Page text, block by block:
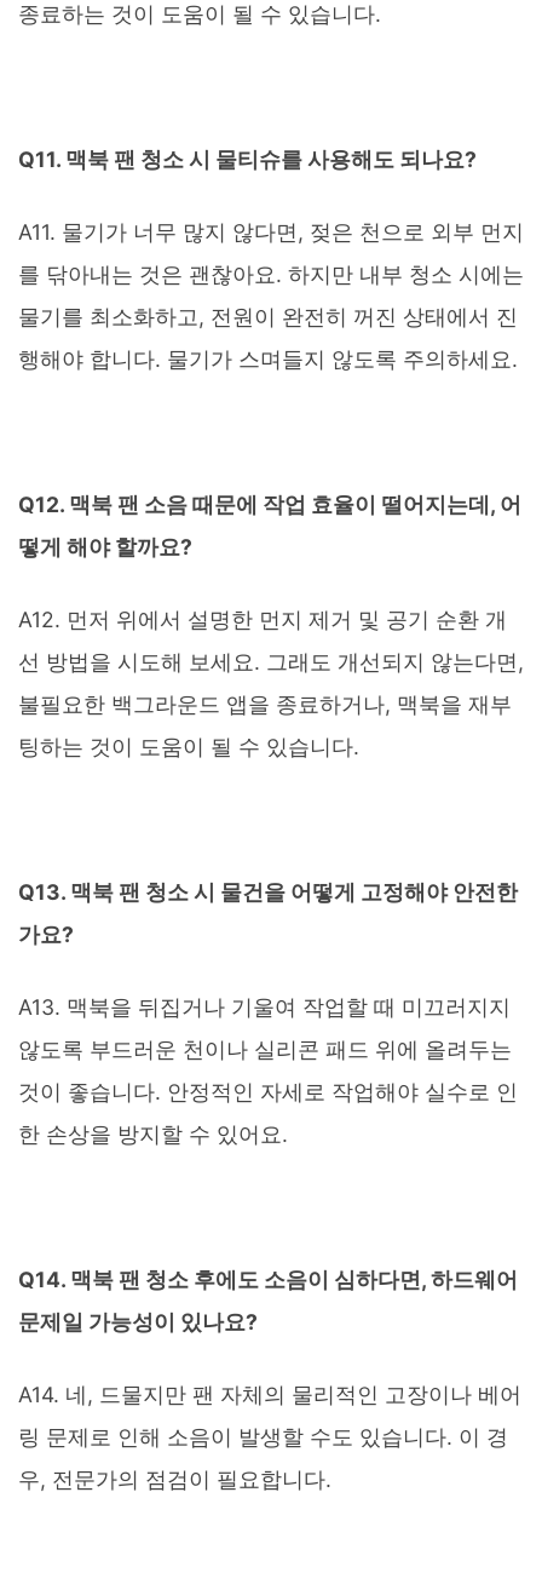
종료하는 것이 도움이 될 수 있습니다.
Q11. 맥북 팬 청소 시 물티슈를 사용해도 되나요?
A11. 물기가 너무 많지 않다면, 젖은 천으로 외부 먼지
를 닦아내는 것은 괜찮아요. 하지만 내부 청소 시에는
물기를 최소화하고, 전원이 완전히 꺼진 상태에서 진
행해야 합니다. 물기가 스며들지 않도록 주의하세요.
Q12. 맥북 팬 소음 때문에 작업 효율이 떨어지는데, 어
떻게 해야 할까요?
A12. 먼저 위에서 설명한 먼지 제거 및 공기 순환 개
선 방법을 시도해 보세요. 그래도 개선되지 않는다면,
불필요한 백그라운드 앱을 종료하거나, 맥북을 재부
팅하는 것이 도움이 될 수 있습니다.
Q13. 맥북 팬 청소 시 물건을 어떻게 고정해야 안전한
가요?
A13. 맥북을 뒤집거나 기울여 작업할 때 미끄러지지
않도록 부드러운 천이나 실리콘 패드 위에 올려두는
것이 좋습니다. 안정적인 자세로 작업해야 실수로 인
한 손상을 방지할 수 있어요.
Q14. 맥북 팬 청소 후에도 소음이 심하다면, 하드웨어
문제일 가능성이 있나요?
A14. 네, 드물지만 팬 자체의 물리적인 고장이나 베어
링 문제로 인해 소음이 발생할 수도 있습니다. 이 경
우, 전문가의 점검이 필요합니다.